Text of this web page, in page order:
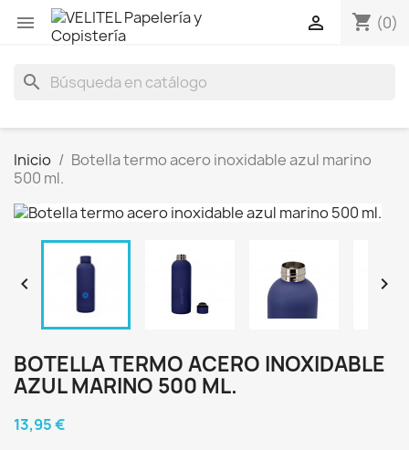
 shopping_cart (0)

search
Inicio
Botella termo acero inoxidable azul marino
500 ml.
 
BOTELLA TERMO ACERO INOXIDABLE
AZUL MARINO 500 ML.
13,95 €